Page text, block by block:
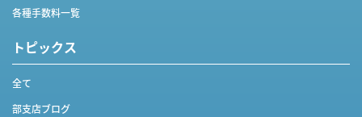
各種手数料一覧
トピックス
全て
部支店ブログ